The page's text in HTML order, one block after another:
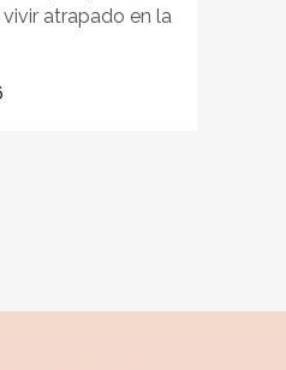
atrapado en la